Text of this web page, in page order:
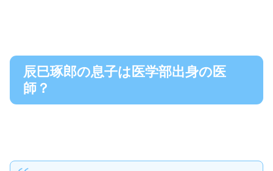
辰巳琢郎の息子は医学部出身の医
師？